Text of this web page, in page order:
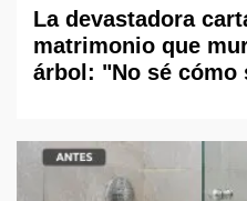
La devastadora
matrimonio que
árbol: "No sé cómo